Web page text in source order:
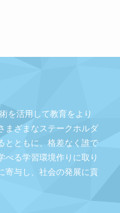
を活用して教育をより
まざまなステークホルダ
とともに、格差なく誰で
べる学習環境作りに取り
寄与し、社会の発展に貢